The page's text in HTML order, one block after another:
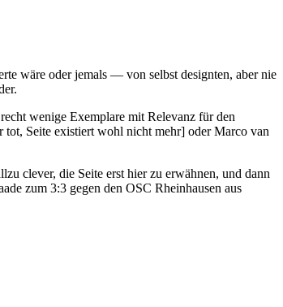
wäre oder jemals — von selbst designten, aber nie
wenige Exemplare mit Relevanz für den
tot, Seite existiert wohl nicht mehr] oder Marco van
clever, die Seite erst hier zu erwähnen, und dann
zum 3:3 gegen den OSC Rheinhausen aus